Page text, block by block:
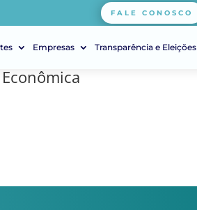
FALE CONOSCO
Empresas Transparência e Eleições